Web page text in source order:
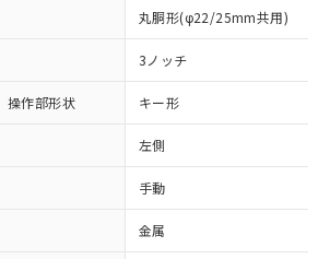
丸胴形(φ22/25mm共用)
3ノッチ
操作部形状 キー形
左側
手動
金属